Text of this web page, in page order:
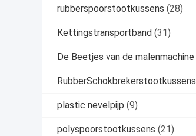
rubberspoorstootkussens (28)
Kettingstransportband (31)
De Beetjes van de malenmachine
RubberSchokbrekerstootkussens
plastic nevelpijp (9)
polyspoorstootkussens (21)